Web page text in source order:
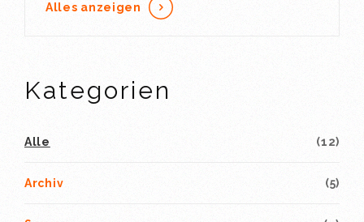
Alles anzeigen
Kategorien
Alle (12)
Archiv (5)